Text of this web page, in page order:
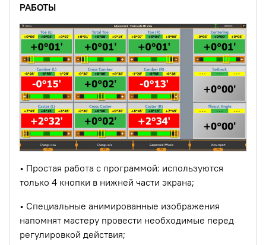
РАБОТЫ
• Простая работа с программой: используются
только 4 кнопки в нижней части экрана;
• Специальные анимированные изображения
напомнят мастеру провести необходимые перед
регулировкой действия;